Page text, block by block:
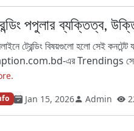
পপুলার ব্যক্তিত্ব,
ট্রেন্ডিং বিষয়গুলো হলো সেই কনটেন্ট
এর Trendings সেকশন
Jan 15, 2026 Admin